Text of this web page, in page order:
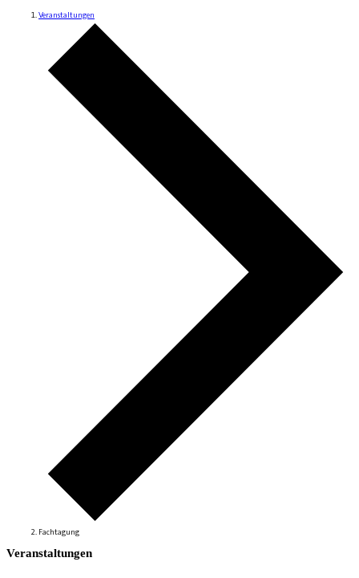
Veranstaltungen
Fachtagung
Veranstaltungen